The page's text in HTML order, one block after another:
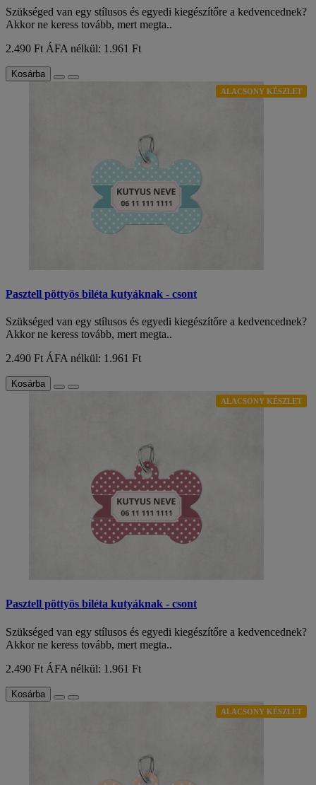
Szükséged van egy stílusos és egyedi kiegészítőre a kedvencednek?
Akkor ne keress tovább, mert megta..
2.490 Ft ÁFA nélkül: 1.961 Ft
Kosárba
ALACSONY KÉSZLET
Pasztell pöttyös biléta kutyáknak - csont
Szükséged van egy stílusos és egyedi kiegészítőre a kedvencednek?
Akkor ne keress tovább, mert megta..
2.490 Ft ÁFA nélkül: 1.961 Ft
Kosárba
ALACSONY KÉSZLET
Pasztell pöttyös biléta kutyáknak - csont
Szükséged van egy stílusos és egyedi kiegészítőre a kedvencednek?
Akkor ne keress tovább, mert megta..
2.490 Ft ÁFA nélkül: 1.961 Ft
Kosárba
ALACSONY KÉSZLET